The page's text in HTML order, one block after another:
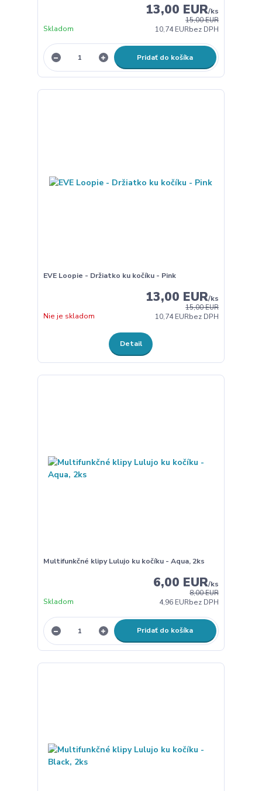
15,00 EUR
13,00 EUR/ks
10,74 EURbez DPH
Skladom
Pridať do košíka
EVE Loopie - Držiatko ku kočíku - Pink
15,00 EUR
13,00 EUR/ks
10,74 EURbez DPH
Nie je skladom
Detail
Multifunkčné klipy Lulujo ku kočíku - Aqua, 2ks
8,00 EUR
6,00 EUR/ks
4,96 EURbez DPH
Skladom
Pridať do košíka